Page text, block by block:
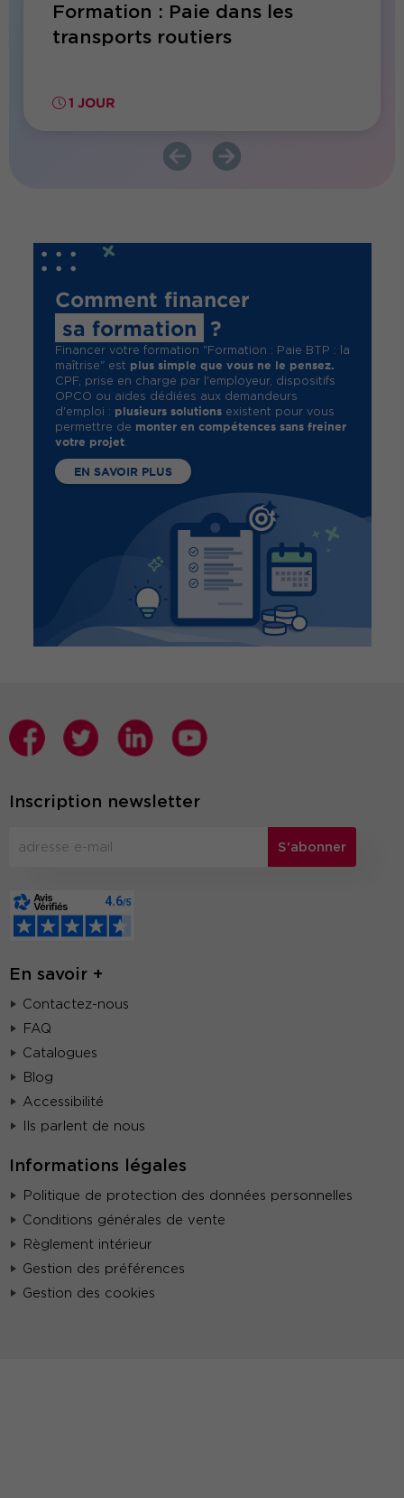
Formation : Paie dans les
transports routiers
1 JOUR
Comment financer
sa formation
?
Financer votre formation "Formation : Paie BTP : la
maîtrise" est plus simple que vous ne le pensez.
CPF, prise en charge par l'employeur, dispositifs
OPCO ou aides dédiées aux demandeurs
d'emploi : plusieurs solutionsexistent pour vous
permettre de monter en compétences sans freiner
votre projet.
EN SAVOIR PLUS
Inscription newsletter
S'abonner
En savoir +
Contactez-nous
FAQ
Catalogues
Blog
Accessibilité
Ils parlent de nous
Informations légales
Politique de protection des données personnelles
Conditions générales de vente
Règlement intérieur
Gestion des préférences
Gestion des cookies